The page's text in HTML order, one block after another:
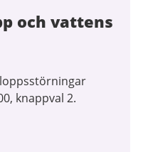
och vattens
knappval 2.